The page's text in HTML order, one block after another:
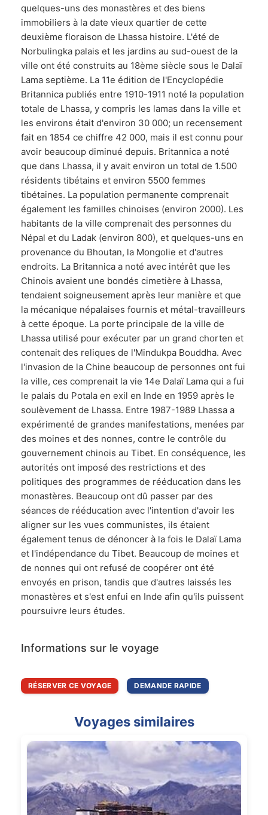
quelques-uns des monastères et des biens
immobiliers à la date vieux quartier de cette
deuxième floraison de Lhassa histoire. L'été de
Norbulingka palais et les jardins au sud-ouest de la
ville ont été construits au 18ème siècle sous le Dalaï
Lama septième. La 11e édition de l'Encyclopédie
Britannica publiés entre 1910-1911 noté la population
totale de Lhassa, y compris les lamas dans la ville et
les environs était d'environ 30 000; un recensement
fait en 1854 ce chiffre 42 000, mais il est connu pour
avoir beaucoup diminué depuis. Britannica a noté
que dans Lhassa, il y avait environ un total de 1.500
résidents tibétains et environ 5500 femmes
tibétaines. La population permanente comprenait
également les familles chinoises (environ 2000). Les
habitants de la ville comprenait des personnes du
Népal et du Ladak (environ 800), et quelques-uns en
provenance du Bhoutan, la Mongolie et d'autres
endroits. La Britannica a noté avec intérêt que les
Chinois avaient une bondés cimetière à Lhassa,
tendaient soigneusement après leur manière et que
la mécanique népalaises fournis et métal-travailleurs
à cette époque. La porte principale de la ville de
Lhassa utilisé pour exécuter par un grand chorten et
contenait des reliques de l'Mindukpa Bouddha. Avec
l'invasion de la Chine beaucoup de personnes ont fui
la ville, ces comprenait la vie 14e Dalaï Lama qui a fui
le palais du Potala en exil en Inde en 1959 après le
soulèvement de Lhassa. Entre 1987-1989 Lhassa a
expérimenté de grandes manifestations, menées par
des moines et des nonnes, contre le contrôle du
gouvernement chinois au Tibet. En conséquence, les
autorités ont imposé des restrictions et des
politiques des programmes de rééducation dans les
monastères. Beaucoup ont dû passer par des
séances de rééducation avec l'intention d'avoir les
aligner sur les vues communistes, ils étaient
également tenus de dénoncer à la fois le Dalaï Lama
et l'indépendance du Tibet. Beaucoup de moines et
de nonnes qui ont refusé de coopérer ont été
envoyés en prison, tandis que d'autres laissés les
monastères et s'est enfui en Inde afin qu'ils puissent
poursuivre leurs études.
Informations sur le voyage
RÉSERVER CE VOYAGE DEMANDE RAPIDE
Voyages similaires